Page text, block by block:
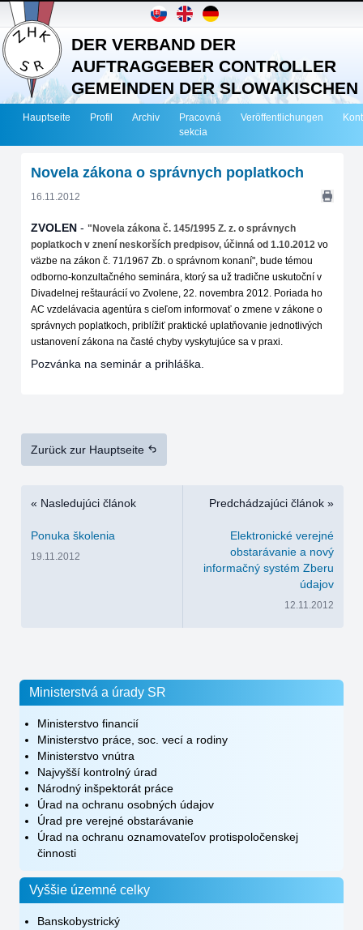
DER VERBAND DER
AUFTRAGGEBER CONTROLLER
GEMEINDEN DER SLOWAKISCHEN
REPUBLIK
Hauptseite Profil Archiv
Pracovná
sekcia
Veröffentlichungen
Ministerstvá a úrady SR
Ministerstvo financií
Ministerstvo práce, soc. vecí a rodiny
Ministerstvo vnútra
Najvyšší kontrolný úrad
Národný inšpektorát práce
Úrad na ochranu osobných údajov
Úrad pre verejné obstarávanie
Úrad na ochranu oznamovateľov protispoločenskej
činnosti
Vyššie územné celky
Banskobystrický
Novela zákona o správnych poplatkoch
16.11.2012
ZVOLEN - "Novela zákona č. 145/1995 Z. z. o správnych
poplatkoch v znení neskorších predpisov, účinná od 1.10.2012 vo
väzbe na zákon č. 71/1967 Zb. o správnom konaní", bude témou
odborno-konzultačného seminára, ktorý sa už tradične uskutoční v
Divadelnej reštaurácií vo Zvolene, 22. novembra 2012. Poriada ho
AC vzdelávacia agentúra s cieľom informovať o zmene v zákone o
správnych poplatkoch, priblížiť praktické uplatňovanie jednotlivých
ustanovení zákona na časté chyby vyskytujúce sa v praxi.
Pozvánka na seminár a prihláška.
Zurück zur Hauptseite
« Nasledujúci článok
Ponuka školenia
19.11.2012
Predchádzajúci článok »
Elektronické verejné
obstarávanie a nový
informačný systém Zberu
údajov
12.11.2012